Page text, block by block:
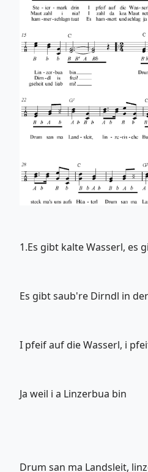
1.Es gibt kalte Wasserl, es
Es gibt saub're Dirndl in
I pfeif auf die Wasserl, i
Ja weil i a Linzerbua bin
Drum san ma Landsleit,